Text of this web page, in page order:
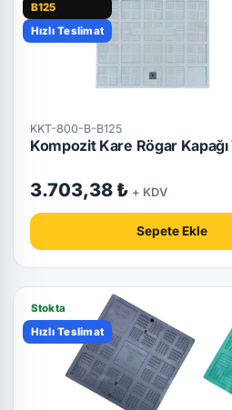
B125
Hızlı Teslimat
KKT-800-B-B125
Kompozit Kare Rögar
3.703,38 ₺ + KDV
Sepete Ekle
Stokta
Hızlı Teslimat